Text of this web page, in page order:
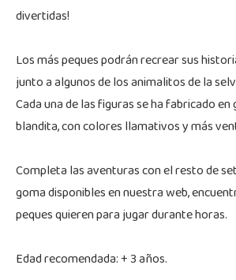
divertidas!
Los más peques podrán recrear sus
junto a algunos de los animalitos de la
Cada una de las figuras se ha fabricado
blandita, con colores llamativos y más
Completa las aventuras con el resto de
goma disponibles en nuestra web,
peques quieren para jugar durante horas.
Edad recomendada: + 3 años.